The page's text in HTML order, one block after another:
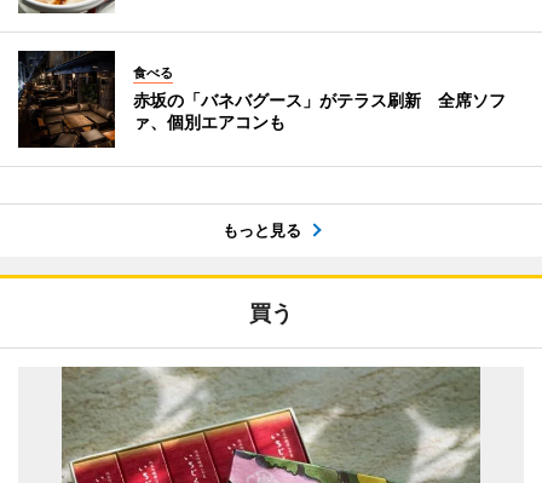
食べる
赤坂の「バネバグース」がテラス刷新 全席ソフ
ァ、個別エアコンも
もっと見る
買う